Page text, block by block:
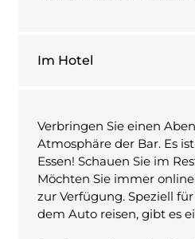
Im Hotel
Verbringen Sie einen
Atmosphäre der Bar. Es
Essen! Schauen Sie im
Möchten Sie immer
zur Verfügung. Speziell
dem Auto reisen, gibt es